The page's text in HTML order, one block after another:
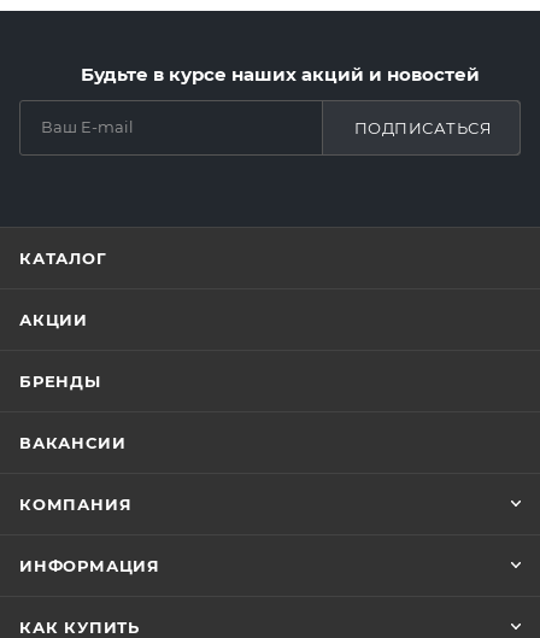
Будьте в курсе наших акций и новостей
ПОДПИСАТЬСЯ
КАТАЛОГ
АКЦИИ
БРЕНДЫ
ВАКАНСИИ
КОМПАНИЯ
ИНФОРМАЦИЯ
КАК КУПИТЬ